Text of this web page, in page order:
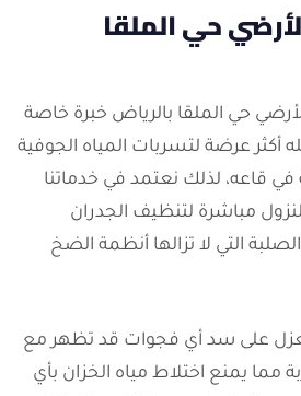
حي الملقا
حي الملقا بالرياض خبرة خاصة
أكثر عرضة لتسربات المياه الجوفية
في قاعه، لذلك نعتمد في خدماتنا
مباشرة لتنظيف الجدران
التي لا تزالها أنظمة الضخ
على سد أي فجوات قد تظهر مع
مما يمنع اختلاط مياه الخزان بأي